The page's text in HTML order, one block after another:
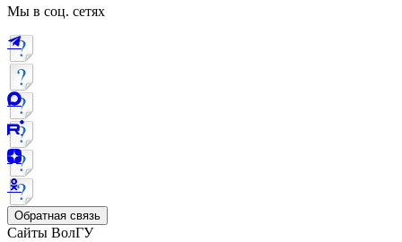
Мы в соц. сетях
Обратная связь
Сайты ВолГУ